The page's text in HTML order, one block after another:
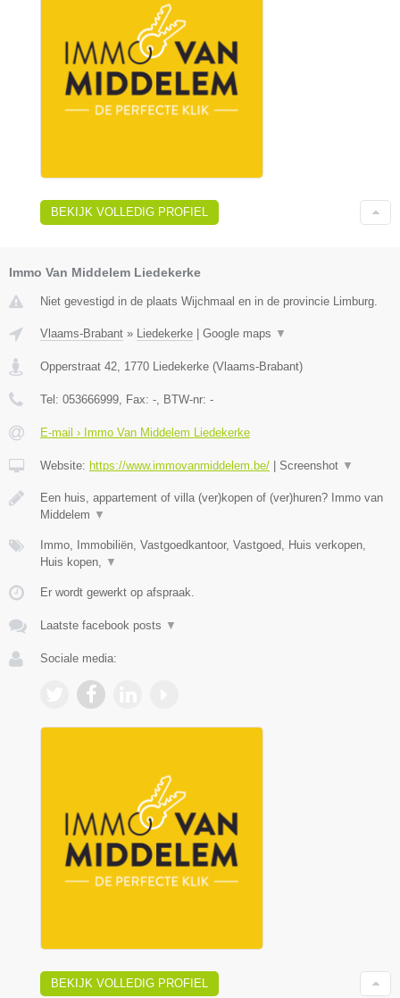
BEKIJK VOLLEDIG PROFIEL
Immo Van Middelem Liedekerke
Niet gevestigd in de plaats Wijchmaal en in de provincie Limburg.
Vlaams-Brabant » Liedekerke Google maps ▼
Opperstraat 42 1770 Liedekerke (Vlaams-Brabant)
Tel: 053666999 , Fax: - , BTW-nr: -
E-mail › Immo Van Middelem Liedekerke
Website: https://www.immovanmiddelem.be/ Screenshot ▼
Een huis, appartement of villa (ver)kopen of (ver)huren? Immo van
Middelem ▼
Immo, Immobiliën, Vastgoedkantoor, Vastgoed, Huis verkopen,
Huis kopen,
▼
Er wordt gewerkt op afspraak.
Laatste facebook posts ▼
Sociale media:
BEKIJK VOLLEDIG PROFIEL